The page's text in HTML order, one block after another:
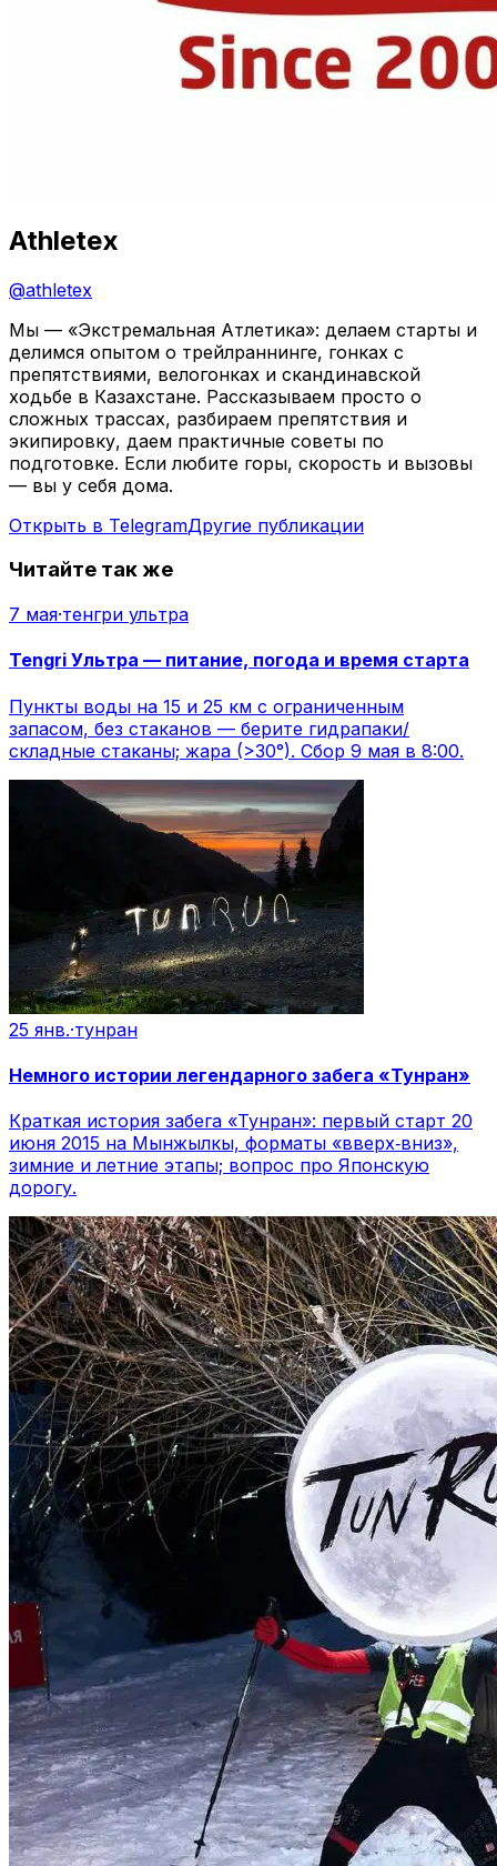
Athletex
@athletex
Мы — «Экстремальная Атлетика»: делаем старты и
делимся опытом о трейлраннинге, гонках с
препятствиями, велогонках и скандинавской
ходьбе в Казахстане. Рассказываем просто о
сложных трассах, разбираем препятствия и
экипировку, даем практичные советы по
подготовке. Если любите горы, скорость и вызовы
— вы у себя дома.
Открыть в TelegramДругие публикации
Читайте так же
7 мая·тенгри ультра
Tengri Ультра — питание, погода и время старта
Пункты воды на 15 и 25 км с ограниченным
запасом, без стаканов — берите гидрапаки/
складные стаканы; жара (>30°). Сбор 9 мая в 8:00.
25 янв.·тунран
Немного истории легендарного забега «Тунран»
Краткая история забега «Тунран»: первый старт 20
июня 2015 на Мынжылкы, форматы «вверх‑вниз»,
зимние и летние этапы; вопрос про Японскую
дорогу.